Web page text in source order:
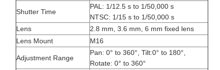
Shutter Time
PAL: 1/12.5 s to 1/50,000 s
NTSC: 1/15 s to 1/50,000 s
Lens
2.8 mm, 3.6 mm, 6 mm fixed lens
Lens Mount
M16
Adjustment Range
Pan: 0° to 360°, Tilt:0° to 180°,
Rotate: 0° to 360°